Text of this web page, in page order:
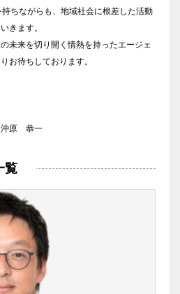
ちながらも、地域社会に根差した活動
きます。
未来を切り開く情熱を持ったエージェ
お待ちしております。
原 恭一
覧